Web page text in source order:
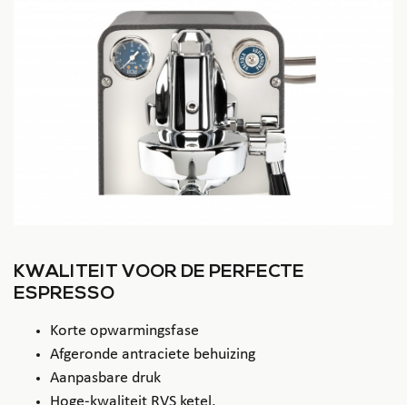
KWALITEIT VOOR DE PERFECTE
ESPRESSO
Korte opwarmingsfase
Afgeronde antraciete behuizing
Aanpasbare druk
Hoge-kwaliteit RVS ketel.